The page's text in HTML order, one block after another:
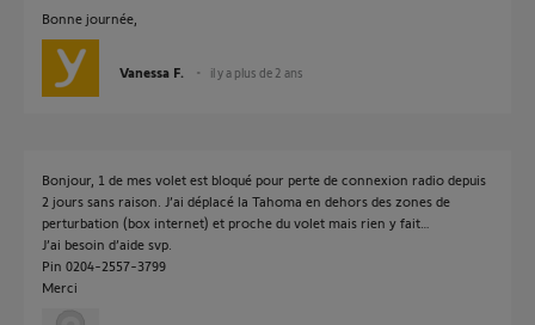
Bonne journée,
Vanessa F. il y a plus de 2 ans
Bonjour, 1 de mes volet est bloqué pour perte de connexion radio depuis
2 jours sans raison. J’ai déplacé la Tahoma en dehors des zones de
perturbation (box internet) et proche du volet mais rien y fait…
J’ai besoin d’aide svp.
Pin 0204-2557-3799
Merci